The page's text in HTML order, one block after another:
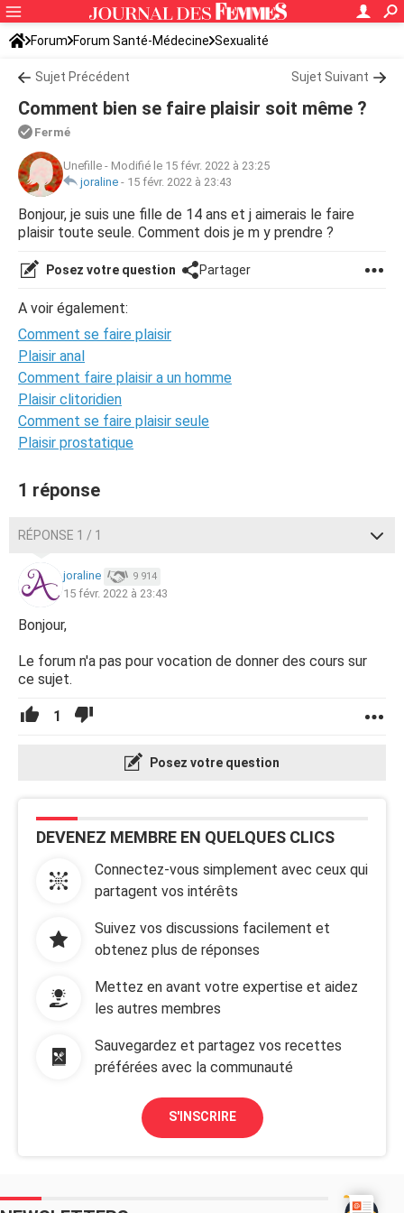
Forum Forum Santé-Médecine Sexualité
Sujet Précédent Sujet Suivant
Comment bien se faire plaisir soit même ?
Fermé
Unefille - Modifié le 15 févr. 2022 à 23:25
joraline - 15 févr. 2022 à 23:43
Bonjour, je suis une fille de 14 ans et j aimerais le faire
plaisir toute seule. Comment dois je m y prendre ?
Posez votre question Partager
A voir également:
Comment se faire plaisir
Plaisir anal
Comment faire plaisir a un homme
Plaisir clitoridien
Comment se faire plaisir seule
Plaisir prostatique
1 réponse
RÉPONSE 1 / 1
joraline 9 914
15 févr. 2022 à 23:43
Bonjour,
Le forum n'a pas pour vocation de donner des cours sur
ce sujet.
1
Posez votre question
DEVENEZ MEMBRE EN QUELQUES CLICS
Connectez-vous simplement avec ceux qui
partagent vos intérêts
Suivez vos discussions facilement et
obtenez plus de réponses
Mettez en avant votre expertise et aidez
les autres membres
Sauvegardez et partagez vos recettes
préférées avec la communauté
S'INSCRIRE